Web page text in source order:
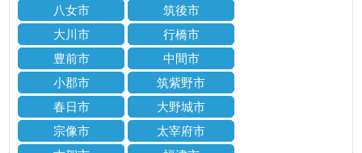
八女市
筑後市
大川市
行橋市
豊前市
中間市
小郡市
筑紫野市
春日市
大野城市
宗像市
太宰府市